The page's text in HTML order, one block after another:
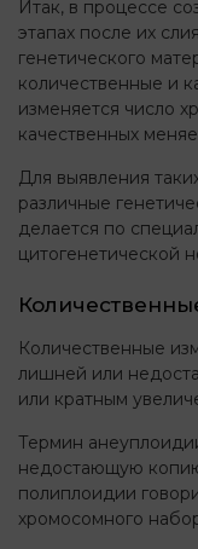
Итак, в процессе
этапах после их
генетического
количественные и
изменяется число
качественных
Для выявления
различные
делается по
цитогенетической
Количественные
лишней или
или кратным
Термин
недостающую
полиплоидии
хромосомного